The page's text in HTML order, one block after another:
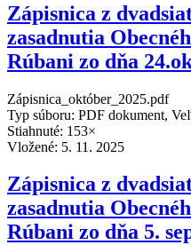
Zápisnica z
zasadnutia
Rúbani zo dňa
Zápisnica_október_2025.pdf
Typ súboru: PDF dokument,
Stiahnuté: 153×
Vložené: 5. 11. 2025
Zápisnica z
zasadnutia
Rúbani zo dňa 5.